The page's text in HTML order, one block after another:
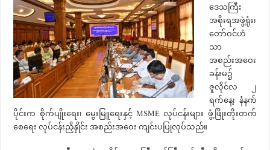
ဒေသကြီး
အစိုးရအဖွဲ့ရုံး၊
တော်ဝင်ဟံ
သာ
အစည်းအဝေး
ခန်းမ၌
ဇူလိုင်လ ၂
ရက်နေ့၊ နံနက်
ပိုင်းက စိုက်ပျိုးရေး၊ မွေးမြူရေးနှင့် MSME လုပ်ငန်းများ ဖွံ့ဖြိုးတိုးတက်
စေရေး လုပ်ငန်းညှိနှိုင်း အစည်းအဝေး ကျင်းပပြုလုပ်သည်။